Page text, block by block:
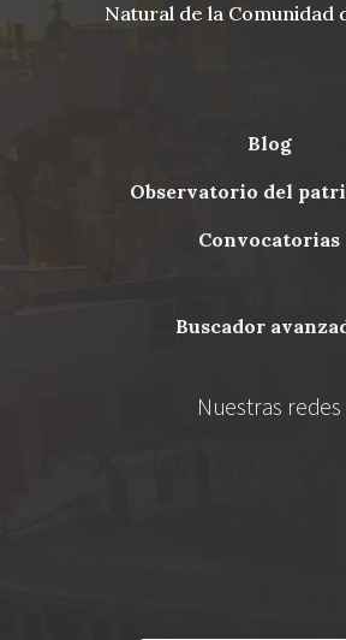
Natural de la Comunidad
Menu
blog
observatorio del
convocatorias
buscador
Nuestras redes